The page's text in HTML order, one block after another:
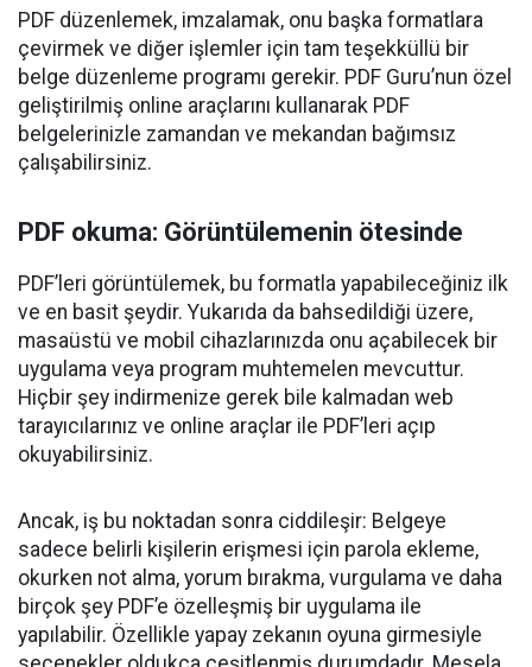
PDF düzenlemek, imzalamak, onu başka formatlara
çevirmek ve diğer işlemler için tam teşekküllü bir
belge düzenleme programı gerekir. PDF Guru’nun özel
geliştirilmiş online araçlarını kullanarak PDF
belgelerinizle zamandan ve mekandan bağımsız
çalışabilirsiniz.
PDF okuma: Görüntülemenin ötesinde
PDF’leri görüntülemek, bu formatla yapabileceğiniz ilk
ve en basit şeydir. Yukarıda da bahsedildiği üzere,
masaüstü ve mobil cihazlarınızda onu açabilecek bir
uygulama veya program muhtemelen mevcuttur.
Hiçbir şey indirmenize gerek bile kalmadan web
tarayıcılarınız ve online araçlar ile PDF’leri açıp
okuyabilirsiniz.
Ancak, iş bu noktadan sonra ciddileşir: Belgeye
sadece belirli kişilerin erişmesi için parola ekleme,
okurken not alma, yorum bırakma, vurgulama ve daha
birçok şey PDF’e özelleşmiş bir uygulama ile
yapılabilir. Özellikle yapay zekanın oyuna girmesiyle